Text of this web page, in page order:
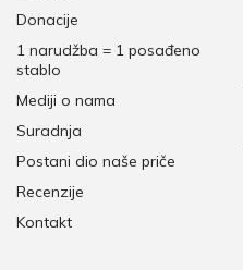
Donacije
1 narudžba = 1 posađeno
stablo
Mediji o nama
Suradnja
Postani dio naše priče
Recenzije
Kontakt